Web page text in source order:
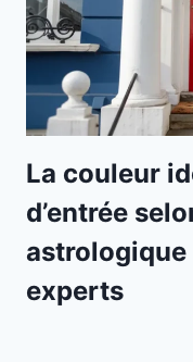
La couleur
d’entrée
astrologique
experts